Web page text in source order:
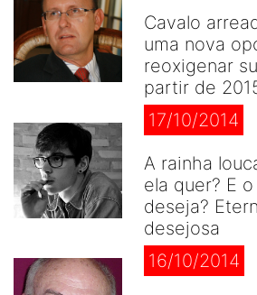
Cavalo
uma nova
reoxigenar
partir de
17/10/2014
A rainha
ela quer? E
deseja?
desejosa
16/10/2014